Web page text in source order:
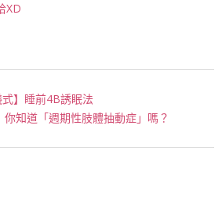
XD
式】睡前4B誘眠法
你知道「週期性肢體抽動症」嗎？